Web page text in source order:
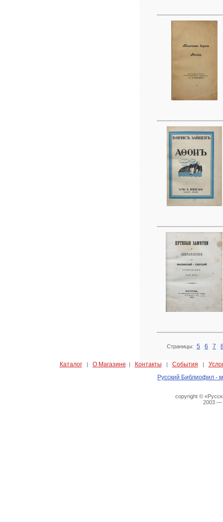
Страницы: 5 6 7
Каталог| О Магазине | Контакты | События |
Русский Библиофил -
copyright ©
2003 —